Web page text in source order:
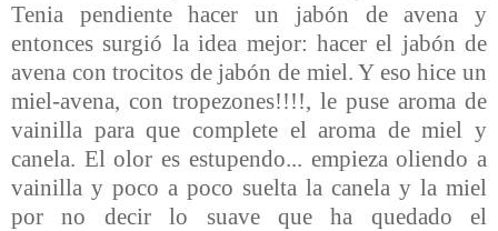
Tenia pendiente hacer un jabón de avena y
entonces surgió la idea mejor: hacer el jabón de
avena con trocitos de jabón de miel. Y eso hice un
miel-avena, con tropezones!!!!, le puse aroma de
vainilla para que complete el aroma de miel y
canela. El olor es estupendo... empieza oliendo a
vainilla y poco a poco suelta la canela y la miel
por no decir lo suave que ha quedado el